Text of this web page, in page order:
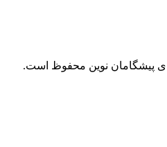
پیشگامان نوین محفوظ است.